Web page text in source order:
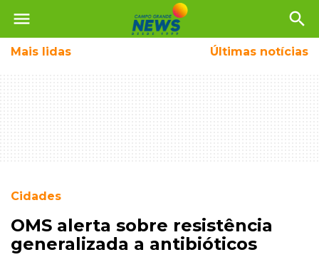
menu search
Mais lidas Últimas notícias
Cidades
OMS alerta sobre resistência
generalizada a antibióticos